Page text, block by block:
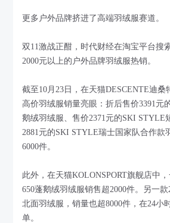
更多户外品牌挤进了高端羽绒服赛道。
双11激战正酣，时代财经在淘宝平台搜
2000元以上的户外品牌羽绒服热销。
截至10月23日，在天猫DESCENTE迪桑
高价羽绒服销量亮眼：折后售价3391元
鹅绒羽绒服、售价2371元的SKI STYLE
2881元的SKI STYLE瑞士国家队合作款
6000件。
此外，在天猫KOLONSPORT旗舰店中
650蓬鹅绒羽绒服销售超2000件。另一
北面羽绒服，销量也超8000件，在24小
单。